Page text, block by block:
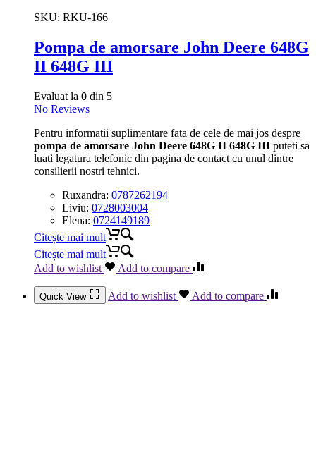
SKU: RKU-166
Pompa de amorsare John Deere 648G
II 648G III
Evaluat la 0 din 5
No Reviews
Pentru informatii suplimentare fata de cele de mai jos despre
pompa de amorsare John Deere 648G II 648G III puteti sa
luati legatura telefonic din pagina de contact cu unul dintre
consilierii nostri tehnici.
Ruxandra: 0787262194
Liviu: 0728003004
Elena: 0724149189
Citește mai mult
Citește mai mult
Add to wishlist
Add to compare
Quick View Add to wishlist Add to compare